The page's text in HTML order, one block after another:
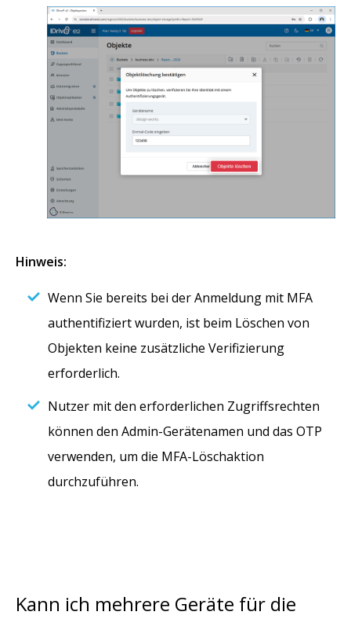
Hinweis:
Wenn Sie bereits bei der Anmeldung mit MFA
authentifiziert wurden, ist beim Löschen von
Objekten keine zusätzliche Verifizierung
erforderlich.
Nutzer mit den erforderlichen Zugriffsrechten
können den Admin-Gerätenamen und das OTP
verwenden, um die MFA-Löschaktion
durchzuführen.
Kann ich mehrere Geräte für die